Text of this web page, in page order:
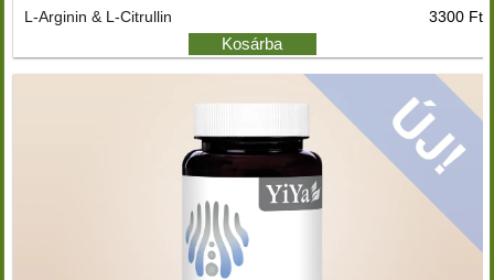
L-Arginin & L-Citrullin 3300 Ft
Kosárba